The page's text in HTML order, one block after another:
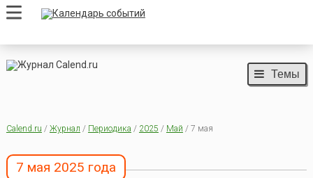
Темы
Calend.ru / Журнал / Периодика / 2025 / Май / 7 мая
7 мая 2025 года